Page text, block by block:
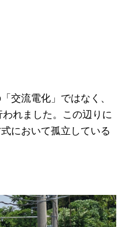
交流電化」ではなく、
れました。この辺りに
において孤立している